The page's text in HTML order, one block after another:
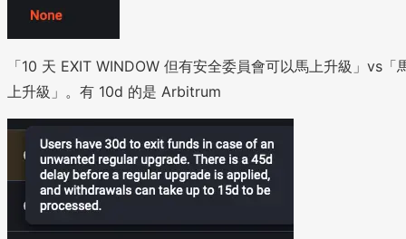
「10 天 EXIT WINDOW 但有安全委員會可以馬上升級」vs「
上升級」。有 10d 的是 Arbitrum